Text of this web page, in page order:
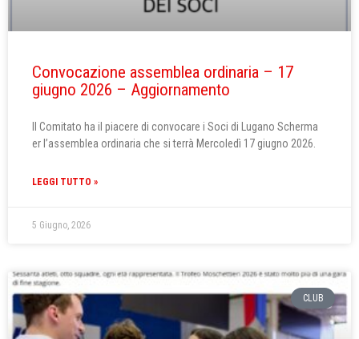
Convocazione assemblea ordinaria – 17
giugno 2026 – Aggiornamento
Il Comitato ha il piacere di convocare i Soci di Lugano Scherma
er l’assemblea ordinaria che si terrà Mercoledì 17 giugno 2026.
LEGGI TUTTO »
5 Giugno, 2026
CLUB